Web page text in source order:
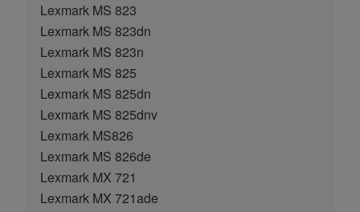
Lexmark MS 823
Lexmark MS 823dn
Lexmark MS 823n
Lexmark MS 825
Lexmark MS 825dn
Lexmark MS 825dnv
Lexmark MS826
Lexmark MS 826de
Lexmark MX 721
Lexmark MX 721ade